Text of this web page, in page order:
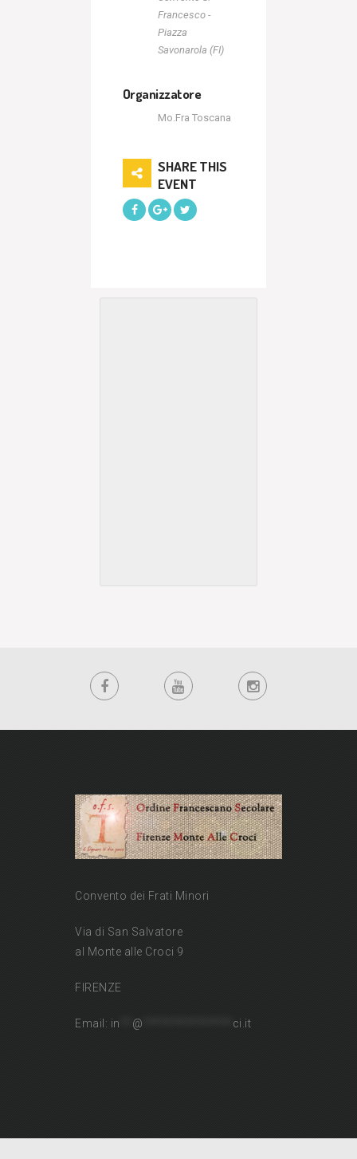
Francesco -
Piazza
Savonarola (FI)
Organizzatore
Mo.Fra Toscana
SHARE THIS
EVENT
Convento dei Frati Minori
Via di San Salvatore
al Monte alle Croci 9
FIRENZE
Email: in @ ci.it